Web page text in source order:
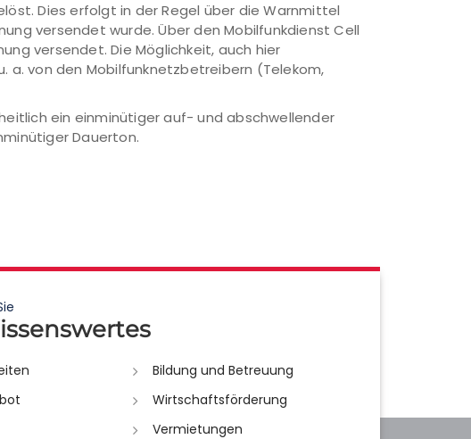
Dies erfolgt in der Regel über die Warnmittel
versendet wurde. Über den Mobilfunkdienst Cell
versendet. Die Möglichkeit, auch hier
a. von den Mobilfunknetzbetreibern (Telekom,
ein einminütiger auf- und abschwellender
Dauerton.
Bildung und Betreuung
Wirtschaftsförderung
Vermietungen